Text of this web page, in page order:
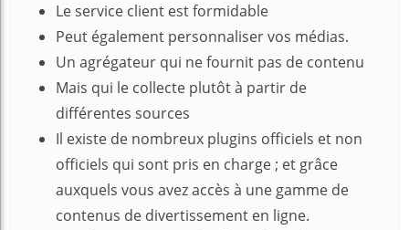
Le service client est formidable
Peut également personnaliser vos médias.
Un agrégateur qui ne fournit pas de contenu
Mais qui le collecte plutôt à partir de
différentes sources
Il existe de nombreux plugins officiels et non
officiels qui sont pris en charge ; et grâce
auxquels vous avez accès à une gamme de
contenus de divertissement en ligne.